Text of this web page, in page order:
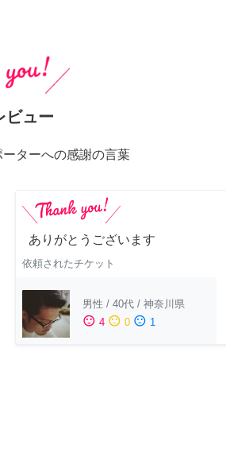
ビュー
ターへの感謝の言葉
ありがとうございます
依頼されたチケット
男性 / 40代 / 神奈川県
sentiment_satisfied 4 sentiment_neutral 0 sentiment_dissatisfied 1